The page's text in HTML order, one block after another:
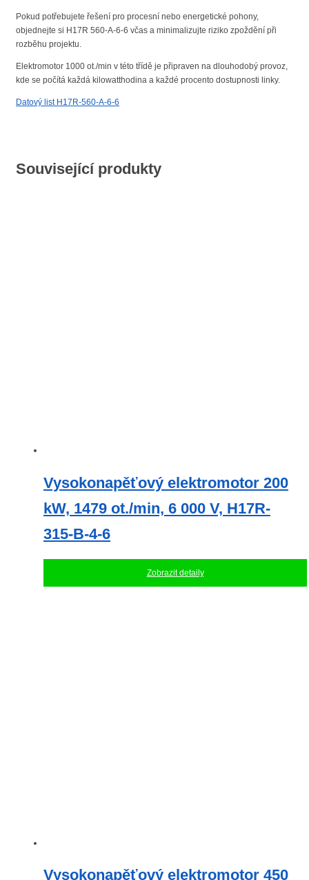
Pokud potřebujete řešení pro procesní nebo energetické pohony,
objednejte si H17R 560-A-6-6 včas a minimalizujte riziko zpoždění při
rozběhu projektu.
Elektromotor 1000 ot./min v této třídě je připraven na dlouhodobý provoz,
kde se počítá každá kilowatthodina a každé procento dostupnosti linky.
Datový list H17R-560-A-6-6
Související produkty
Vysokonapěťový elektromotor 200
kW, 1479 ot./min, 6 000 V, H17R-
315-B-4-6
Zobrazit detaily
Vysokonapěťový elektromotor 450